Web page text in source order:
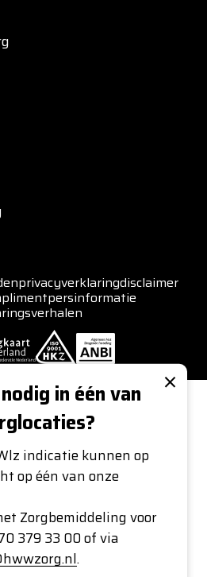
privacyverklaringdisclaimer
persinformatie
×
in één van
indicatie kunnen op
op één van onze
Zorgbemiddeling voor
379 33 00 of via
.